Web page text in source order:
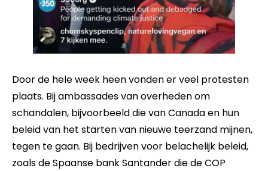
Door de hele week heen vonden er veel protesten
plaats. Bij ambassades van overheden om
schandalen, bijvoorbeeld die van Canada en hun
beleid van het starten van nieuwe teerzand mijnen,
tegen te gaan. Bij bedrijven voor belachelijk beleid,
zoals de Spaanse bank Santander die de COP